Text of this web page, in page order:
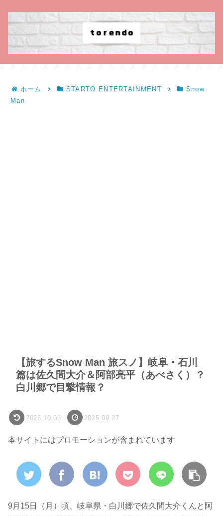
ホーム STARTO ENTERTAINMENT
Snow
Man
【旅するSnow Man 旅スノ】岐阜・石川
篇は佐久間大介＆阿部亮平（あべさく）？
白川郷で目撃情報？
2025.10.06 2025.09.27
本サイトにはプロモーションが含まれています
9月15日（月）頃、岐阜県・白川郷で佐久間大介くんと阿